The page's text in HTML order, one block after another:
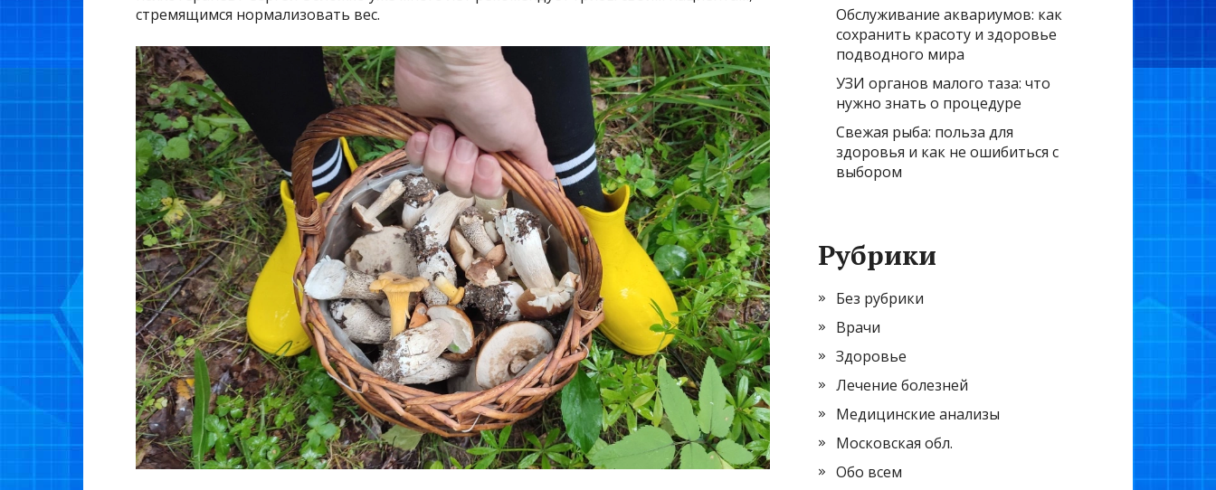
стремящимся нормализовать вес.
Обслуживание аквариумов: как
сохранить красоту и здоровье
подводного мира
УЗИ органов малого таза: что
нужно знать о процедуре
Свежая рыба: польза для
здоровья и как не ошибиться с
выбором
Рубрики
Без рубрики
Врачи
Здоровье
Лечение болезней
Медицинские анализы
Московская обл.
Обо всем